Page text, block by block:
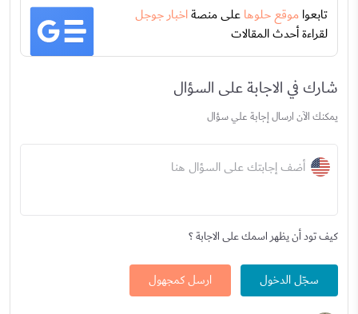
تابعواموقع حلوهاعلى منصةاخبار جوجل
لقراءة أحدث المقالات
شارك في الاجابة على السؤال
يمكنك الآن ارسال إجابة علي سؤال
أضف إجابتك على السؤال هنا
كيف تود أن يظهر اسمك على الاجابة ؟
سجّل الدخول ارسل كمجهول